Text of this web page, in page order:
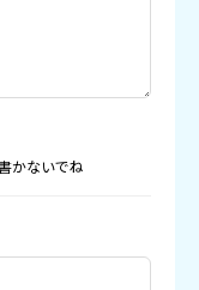
かないでね